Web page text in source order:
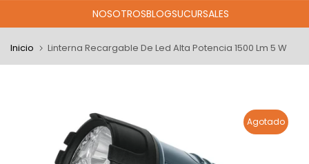
NOSOTROSBLOGSUCURSALES
Inicio Linterna Recargable De Led Alta Potencia 1500 Lm 5 W
Agotado